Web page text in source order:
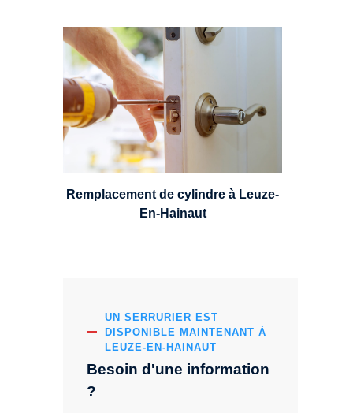
UN SERRURIER EST
DISPONIBLE MAINTENANT À
LEUZE-EN-HAINAUT
Besoin d'une information
?
Un serrurier sera en mesure de
choisir et remplacer un cylindre
standard, à 5 leviers ou à 3
leviers, Mul-T-Lock ou encore
multipoints.
Remplacement de cylindre à Leuze-
En-Hainaut